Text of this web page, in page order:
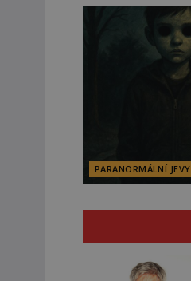
PARANORMÁLNÍ JEVY